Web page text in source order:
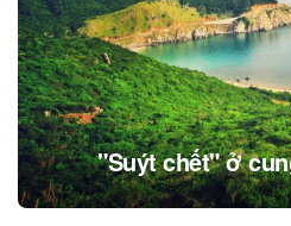
"Suýt chết" ở